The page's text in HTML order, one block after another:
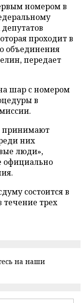
номером в
проходит в
объединения
передает
шар с номером
в
принимают
них
люди»,
официально
состоится в
течение трех
на наши